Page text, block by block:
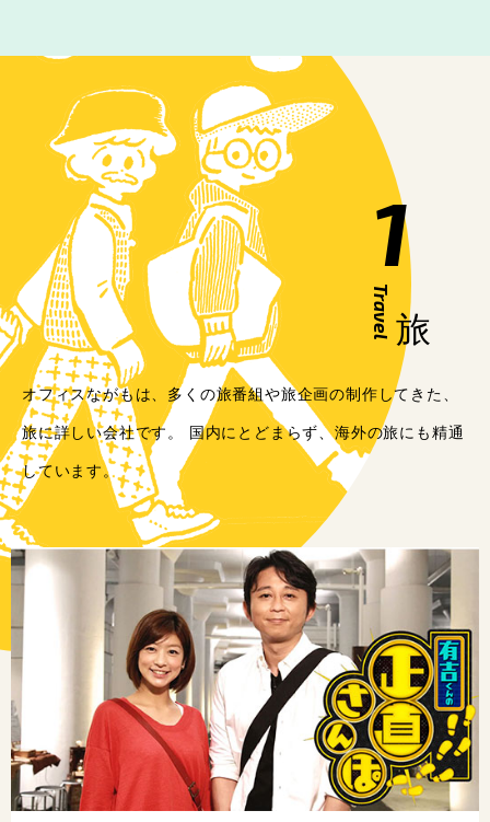
1
Travel
オフィスながもは、多くの旅番組や旅企画の制作してきた、
旅に詳しい会社です。 国内にとどまらず、海外の旅にも精通
しています。